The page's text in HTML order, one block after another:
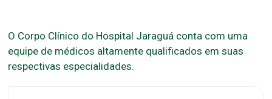
O Corpo Clínico do Hospital Jaraguá conta com uma
equipe de médicos altamente qualificados em suas
respectivas especialidades.